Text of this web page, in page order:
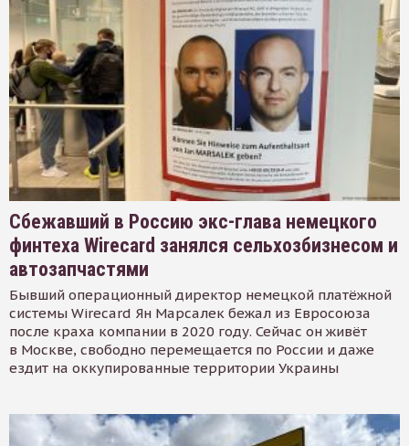
Сбежавший в Россию экс-глава немецкого
финтеха Wirecard занялся сельхозбизнесом и
автозапчастями
Бывший операционный директор немецкой платёжной
системы Wirecard Ян Марсалек бежал из Евросоюза
после краха компании в 2020 году. Сейчас он живёт
в Москве, свободно перемещается по России и даже
ездит на оккупированные территории Украины